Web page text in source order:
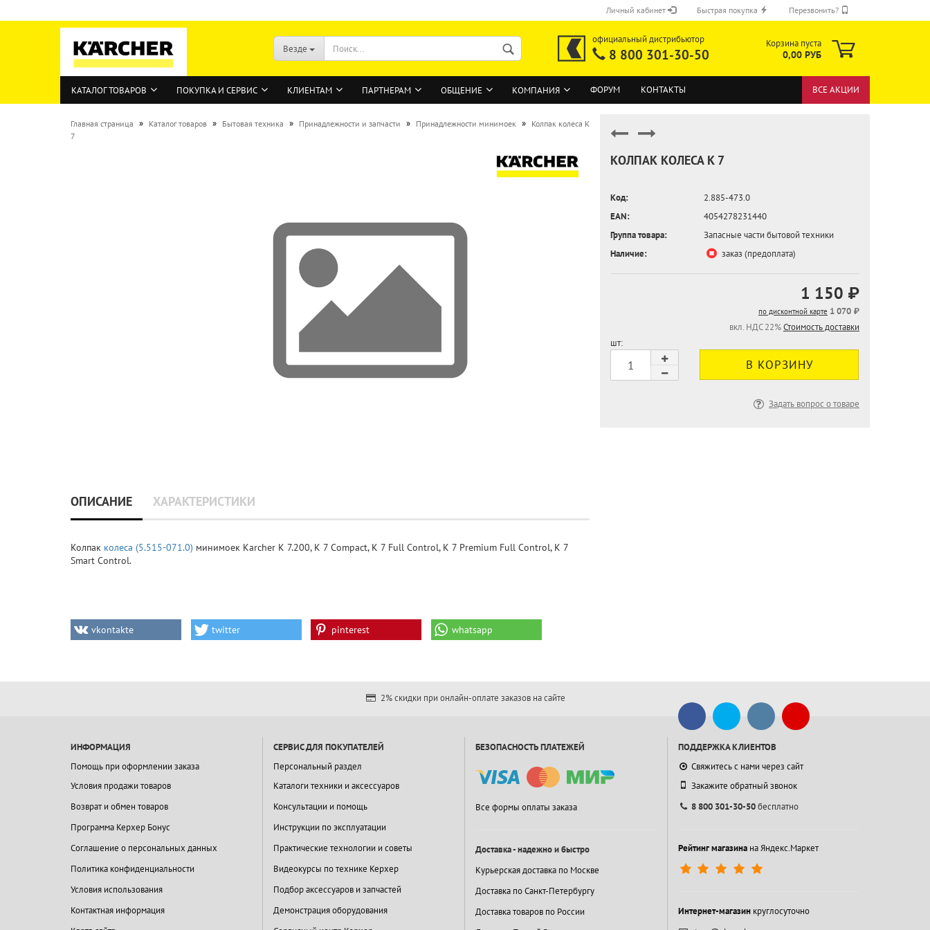
Личный кабинет
ВОЙТИ
Быстрая покупка Перезвонить?
Везде
официальный дистрибьютор
8 800 301-30-50
Корзина пуста
0,00 РУБ
КАТАЛОГ ТОВАРОВ ПОКУПКА И СЕРВИС КЛИЕНТАМ ПАРТНЕРАМ ОБЩЕНИЕ КОМПАНИЯ ФОРУМ КОНТАКТЫ ВСЕ АКЦИИ
Главная страница » Каталог товаров » Бытовая техника » Принадлежности и запчасти » Принадлежности минимоек » Колпак колеса K
7
КОЛПАК КОЛЕСА K 7
Код:
2.885-473.0
EAN:
4054278231440
Группа товара:
Запасные части бытовой техники
Наличие:
заказ (предоплата)
1 150 ₽
по дисконтной карте 1 070 ₽
вкл. НДС 22%Стоимость доставки
шт:
Задать вопрос о товаре
ОПИСАНИЕ ХАРАКТЕРИСТИКИ
Колпак колеса (5.515-071.0) минимоек Karcher K 7.200, K 7 Compact, K 7 Full Control, K 7 Premium Full Control, K 7
Smart Control.
vkontakte twitter pinterest whatsapp
2% скидки при онлайн-оплате заказов на сайте
ИНФОРМАЦИЯ
Помощь при оформлении заказа
Условия продажи товаров
Возврат и обмен товаров
Программа Керхер Бонус
Соглашение о персональных данных
Политика конфиденциальности
Условия использования
Контактная информация
СЕРВИС ДЛЯ ПОКУПАТЕЛЕЙ
Персональный раздел
Каталоги техники и аксессуаров
Консультации и помощь
Инструкции по эксплуатации
Практические технологии и советы
Видеокурсы по технике Керхер
Подбор аксессуаров и запчастей
Демонстрация оборудования
БЕЗОПАСНОСТЬ ПЛАТЕЖЕЙ
Все формы оплаты заказа
Доставка - надежно и быстро
Курьерская доставка по Москве
Доставка по Санкт-Петербургу
Доставка товаров по России
ПОДДЕРЖКА КЛИЕНТОВ
Свяжитесь с нами через сайт
Закажите обратный звонок
8 800 301-30-50бесплатно
Рейтинг магазинана Яндекс.Маркет
Интернет-магазинкруглосуточно